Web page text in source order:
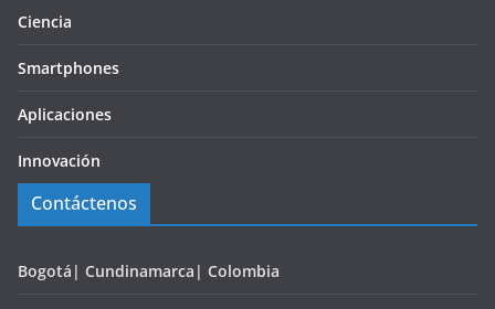
Ciencia
Smartphones
Aplicaciones
Innovación
Contáctenos
Bogotá| Cundinamarca| Colombia